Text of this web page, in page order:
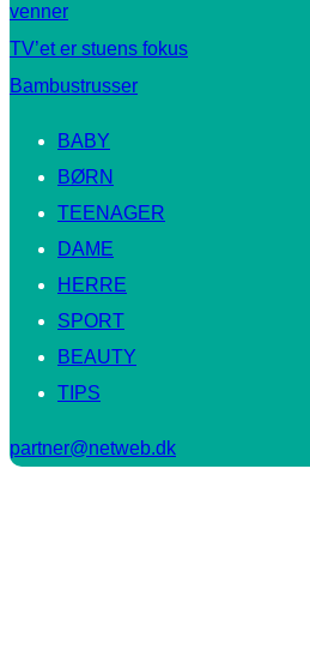
venner
TV’et er stuens fokus
Bambustrusser
BABY
BØRN
TEENAGER
DAME
HERRE
SPORT
BEAUTY
TIPS
partner@netweb.dk